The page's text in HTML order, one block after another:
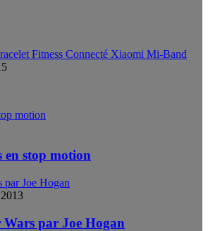
Fitness Connecté Xiaomi Mi-Band
motion
stop motion
par Joe Hogan
par Joe Hogan